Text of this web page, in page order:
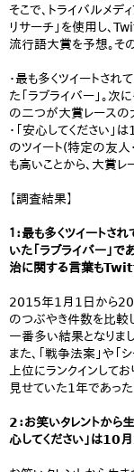
そこで、トライバルメデ
リサーチ」を使用し、
流行語大賞を予想。そ
・最も多くツイートさ
た「ラブライバー」。次
の二つが大賞レースの
・「安心してください
のツイート(特定の友人
も高いことから、大賞
【調査結果】
１：最も多くツイート
いた「ラブライバー」で
治に関する言葉も
2015年1月1日から
のつぶやき件数を比較
一番多い結果となりまし
また、「戦争法案」や「
上位にランクインし
見せていた1年であった
2：お笑いタレントから
心してください」は10